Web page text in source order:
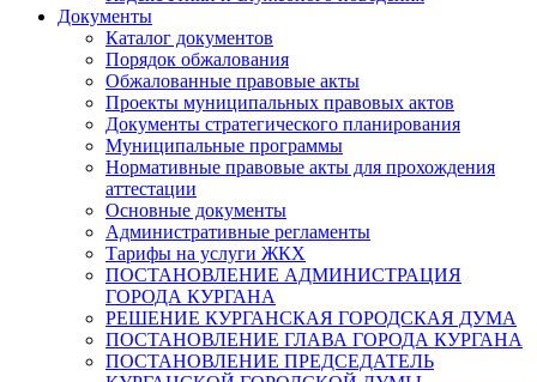
Документы
Каталог документов
Порядок обжалования
Обжалованные правовые акты
Проекты муниципальных правовых актов
Документы стратегического планирования
Муниципальные программы
Нормативные правовые акты для прохождения
аттестации
Основные документы
Административные регламенты
Тарифы на услуги ЖКХ
ПОСТАНОВЛЕНИЕ АДМИНИСТРАЦИЯ
ГОРОДА КУРГАНА
РЕШЕНИЕ КУРГАНСКАЯ ГОРОДСКАЯ ДУМА
ПОСТАНОВЛЕНИЕ ГЛАВА ГОРОДА КУРГАНА
ПОСТАНОВЛЕНИЕ ПРЕДСЕДАТЕЛЬ